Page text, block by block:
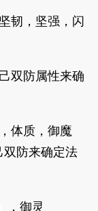
韧，坚强，闪
双防属性来确
体质，御魔
双防来确定法
，御灵